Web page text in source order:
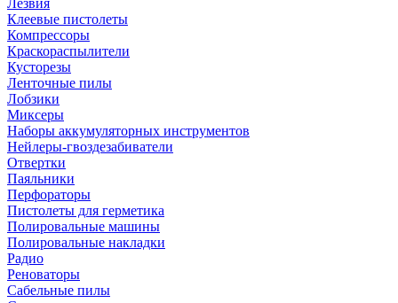
Лезвия
Клеевые пистолеты
Компрессоры
Краскораспылители
Кусторезы
Ленточные пилы
Лобзики
Миксеры
Наборы аккумуляторных инструментов
Нейлеры-гвоздезабиватели
Отвертки
Паяльники
Перфораторы
Пистолеты для герметика
Полировальные машины
Полировальные накладки
Радио
Реноваторы
Сабельные пилы